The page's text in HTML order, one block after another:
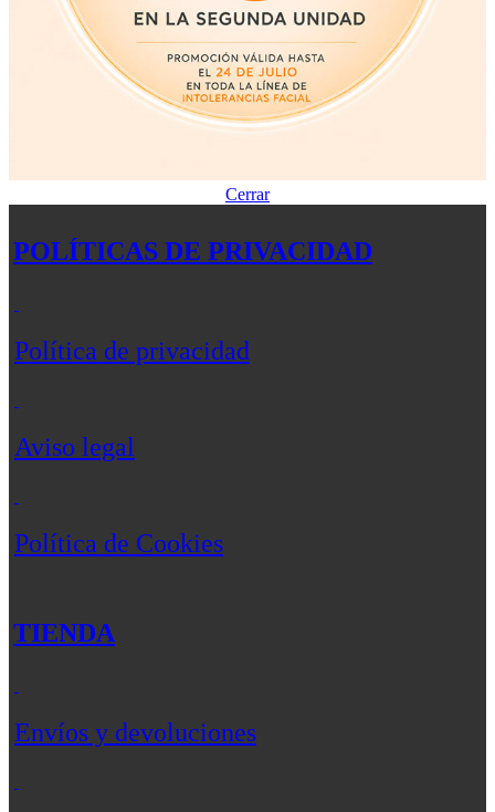
Cerrar
POLÍTICAS DE PRIVACIDAD
Política de privacidad
Aviso legal
Política de Cookies
TIENDA
Envíos y devoluciones